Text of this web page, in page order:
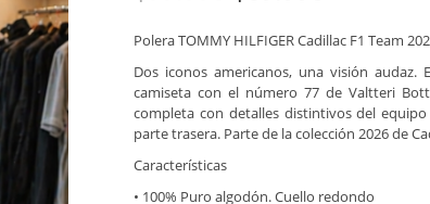
Polera TOMMY HILFIGER Cadillac F1 Team
Dos iconos americanos, una visión
camiseta con el número 77 de Valtteri
completa con detalles distintivos del
parte trasera. Parte de la colección 2026 de
Características
• 100% Puro algodón. Cuello redondo